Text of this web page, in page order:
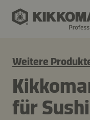
Weitere
für